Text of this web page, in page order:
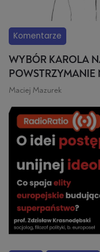
Komentarze
WYBÓR KAROLA
POWSTRZYMANIE
Maciej Mazurek